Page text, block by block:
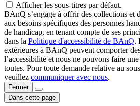
Afficher les sous-titres par défaut.
BAnQ s’engage à offrir des collections et
aux besoins spécifiques des personnes
de handicap, en tenant compte de ses
dans la Politique d'accessibilité de BAnQ.
extérieures à BAnQ peuvent comporter
l’accessibilité et nous ne pouvons faire
toutes. Pour toute demande relative au
veuillez communiquer avec nous.
Fermer
Dans cette page